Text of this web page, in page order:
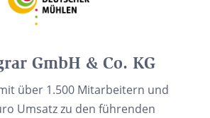
GmbH & Co. KG
über 1.500 Mitarbeitern und
Umsatz zu den führenden